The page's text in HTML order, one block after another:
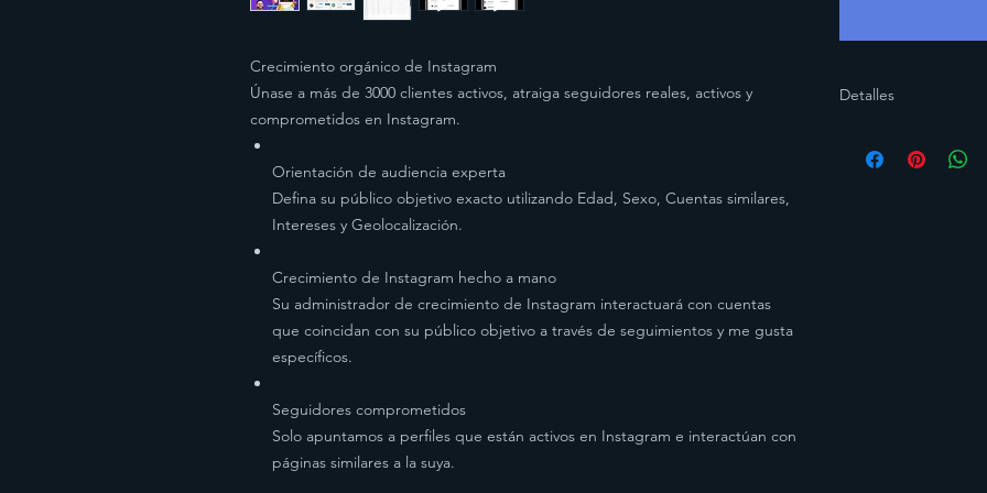
Crecimiento orgánico de Instagram
Únase a más de 3000 clientes activos, atraiga seguidores reales, activos y
comprometidos en Instagram.
Orientación de audiencia experta
Defina su público objetivo exacto utilizando Edad, Sexo, Cuentas similares,
Intereses y Geolocalización.
Crecimiento de Instagram hecho a mano
Su administrador de crecimiento de Instagram interactuará con cuentas
que coincidan con su público objetivo a través de seguimientos y me gusta
específicos.
Seguidores comprometidos
Solo apuntamos a perfiles que están activos en Instagram e interactúan con
páginas similares a la suya.
Detalles
Me gusta: 400 - 500